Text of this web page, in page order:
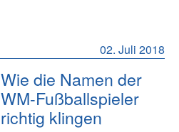
02. Juli 2018
Wie die Namen der
WM-Fußballspieler
richtig klingen